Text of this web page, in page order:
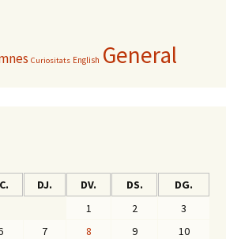
Curiositats English General
DJ. DV. DS. DG.
1 2
3
7 8 9
10